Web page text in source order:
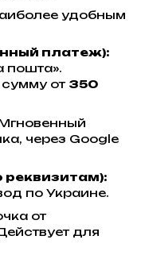
удобным
платеж):
пошта».
от 350
через Google
реквизитам):
по Украине.
от
для